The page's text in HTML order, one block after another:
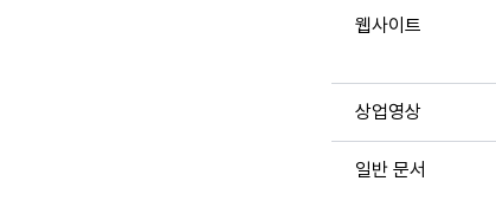
웹사이트
상업영상
일반 문서